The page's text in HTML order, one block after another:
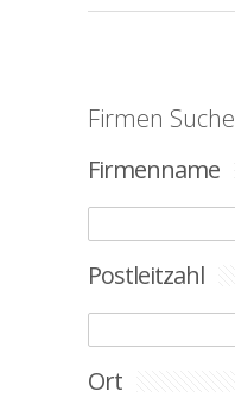
Firmen Suche
Firmenname
Postleitzahl
Ort